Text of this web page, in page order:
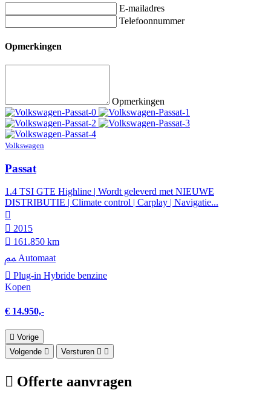
E-mailadres
Telefoonnummer
Opmerkingen
Opmerkingen
Volkswagen
Passat
1.4 TSI GTE Highline | Wordt geleverd met NIEUWE
DISTRIBUTIE | Climate control | Carplay | Navigatie...
2015
161.850 km
Automaat
Plug-in Hybride benzine
Kopen
€ 14.950,-
Vorige
Volgende
Versturen
Offerte aanvragen